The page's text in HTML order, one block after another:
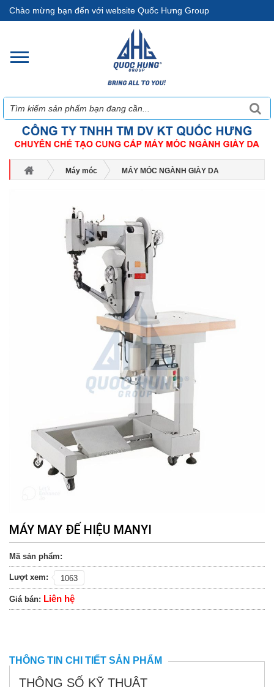
Chào mừng bạn đến với website Quốc Hưng Group
Máy móc MÁY MÓC NGÀNH GIÀY DA
MÁY MAY ĐẾ HIỆU MANYI
MÁY MAY ĐẾ HIỆU MANYI
Mã sản phẩm:
Lượt xem: 1063
Giá bán: Liên hệ
THÔNG TIN CHI TIẾT SẢN PHẨM
THÔNG SỐ KỸ THUẬT